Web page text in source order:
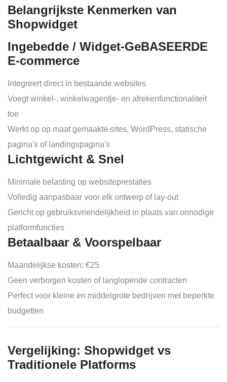
Belangrijkste Kenmerken van
Shopwidget
Ingebedde / Widget-GeBASEERDE
E-commerce
Integreert direct in bestaande websites
Voegt winkel-, winkelwagentje- en afrekenfunctionaliteit
toe
Werkt op op maat gemaakte sites, WordPress, statische
pagina's of landingspagina's
Lichtgewicht & Snel
Minimale belasting op websiteprestaties
Volledig aanpasbaar voor elk ontwerp of lay-out
Gericht op gebruiksvriendelijkheid in plaats van onnodige
platformfuncties
Betaalbaar & Voorspelbaar
Maandelijkse kosten: €25
Geen verborgen kosten of langlopende contracten
Perfect voor kleine en middelgrote bedrijven met beperkte
budgetten
Vergelijking: Shopwidget vs
Traditionele Platforms